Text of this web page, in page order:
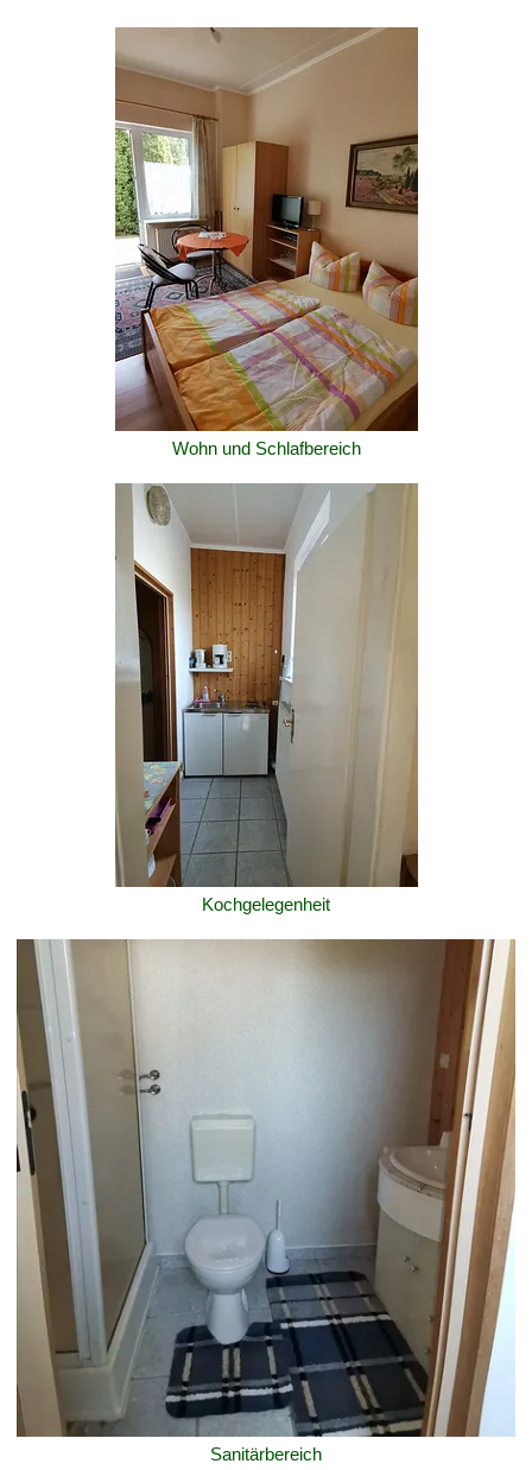
Wohn und Schlafbereich
Kochgelegenheit
Sanitärbereich